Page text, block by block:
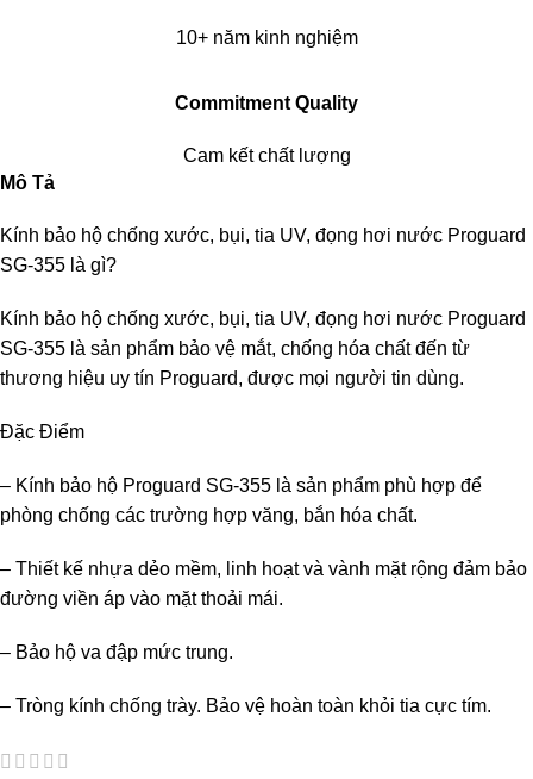
10+ năm kinh nghiệm
Commitment Quality
Cam kết chất lượng
Mô Tả
Kính bảo hộ chống xước, bụi, tia UV, đọng hơi nước Proguard
SG-355 là gì?
Kính bảo hộ chống xước, bụi, tia UV, đọng hơi nước Proguard
SG-355 là sản phẩm bảo vệ mắt, chống hóa chất đến từ
thương hiệu uy tín Proguard, được mọi người tin dùng.
Đặc Điểm
– Kính bảo hộ Proguard SG-355 là sản phẩm phù hợp để
phòng chống các trường hợp văng, bắn hóa chất.
– Thiết kế nhựa dẻo mềm, linh hoạt và vành mặt rộng đảm bảo
đường viền áp vào mặt thoải mái.
– Bảo hộ va đập mức trung.
– Tròng kính chống trày. Bảo vệ hoàn toàn khỏi tia cực tím.